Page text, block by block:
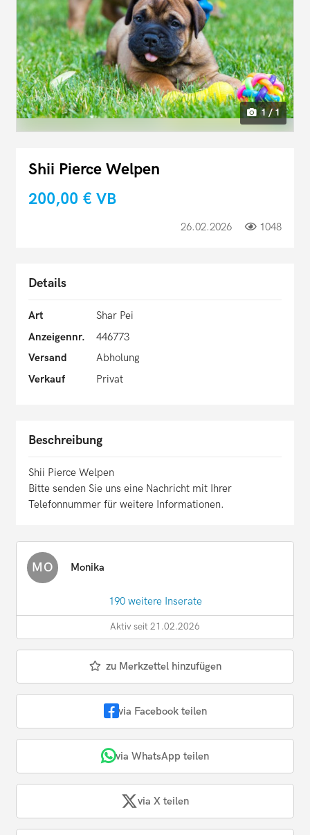
1 / 1
Shii Pierce Welpen
200,00 € VB
26.02.2026 1048
Details
Art
Shar Pei
Anzeigennr.
446773
Versand
Abholung
Verkauf
Privat
Beschreibung
Shii Pierce Welpen
Bitte senden Sie uns eine Nachricht mit Ihrer
Telefonnummer für weitere Informationen.
MO Monika
190 weitere Inserate
Aktiv seit 21.02.2026
zu Merkzettel hinzufügen
via Facebook teilen
via WhatsApp teilen
via X teilen